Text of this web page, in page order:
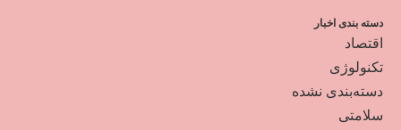
دسته بندی اخبار
اقتصاد
تکنولوژی
دسته‌بندی نشده
سلامتی